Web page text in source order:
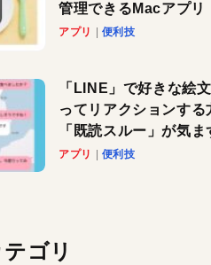
管理できるMacアプ
Copy Bucket」
アプリ 便利技
「LINE」で好きな絵
ってリアクションする
「既読スルー」が気ま
きに便利です！
アプリ 便利技
ゴリ